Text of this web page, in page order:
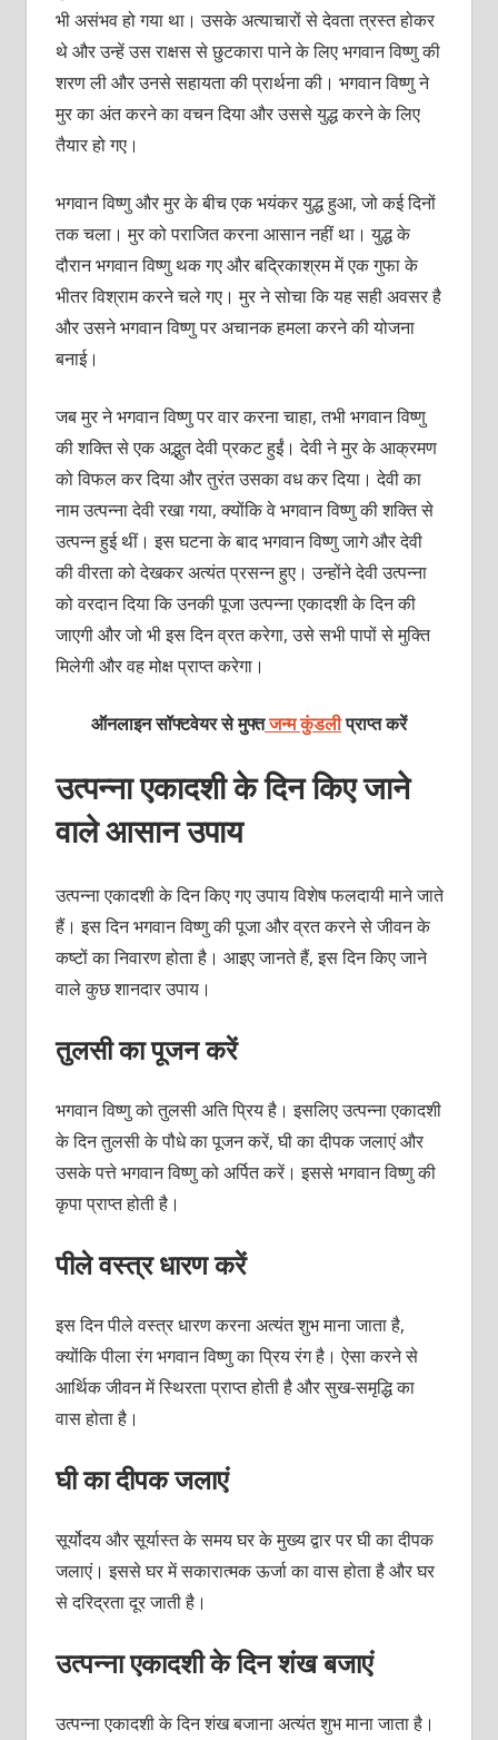
भी असंभव हो गया था। उसके अत्याचारों से देवता त्रस्त होकर
थे और उन्हें उस राक्षस से छुटकारा पाने के लिए भगवान विष्णु की
शरण ली और उनसे सहायता की प्रार्थना की। भगवान विष्णु ने
मुर का अंत करने का वचन दिया और उससे युद्ध करने के लिए
तैयार हो गए।
भगवान विष्णु और मुर के बीच एक भयंकर युद्ध हुआ, जो कई दिनों
तक चला। मुर को पराजित करना आसान नहीं था। युद्ध के
दौरान भगवान विष्णु थक गए और बद्रिकाश्रम में एक गुफा के
भीतर विश्राम करने चले गए। मुर ने सोचा कि यह सही अवसर है
और उसने भगवान विष्णु पर अचानक हमला करने की योजना
बनाई।
जब मुर ने भगवान विष्णु पर वार करना चाहा, तभी भगवान विष्णु
की शक्ति से एक अद्भुत देवी प्रकट हुईं। देवी ने मुर के आक्रमण
को विफल कर दिया और तुरंत उसका वध कर दिया। देवी का
नाम उत्पन्ना देवी रखा गया, क्योंकि वे भगवान विष्णु की शक्ति से
उत्पन्न हुई थीं। इस घटना के बाद भगवान विष्णु जागे और देवी
की वीरता को देखकर अत्यंत प्रसन्न हुए। उन्होंने देवी उत्पन्ना
को वरदान दिया कि उनकी पूजा उत्पन्ना एकादशी के दिन की
जाएगी और जो भी इस दिन व्रत करेगा, उसे सभी पापों से मुक्ति
मिलेगी और वह मोक्ष प्राप्त करेगा।
ऑनलाइन सॉफ्टवेयर से मुफ्तजन्म कुंडलीप्राप्त करें
उत्पन्ना एकादशी के दिन किए जाने
वाले आसान उपाय
उत्पन्ना एकादशी के दिन किए गए उपाय विशेष फलदायी माने जाते
हैं। इस दिन भगवान विष्णु की पूजा और व्रत करने से जीवन के
कष्टों का निवारण होता है। आइए जानते हैं, इस दिन किए जाने
वाले कुछ शानदार उपाय।
तुलसी का पूजन करें
भगवान विष्णु को तुलसी अति प्रिय है। इसलिए उत्पन्ना एकादशी
के दिन तुलसी के पौधे का पूजन करें, घी का दीपक जलाएं और
उसके पत्ते भगवान विष्णु को अर्पित करें। इससे भगवान विष्णु की
कृपा प्राप्त होती है।
पीले वस्त्र धारण करें
इस दिन पीले वस्त्र धारण करना अत्यंत शुभ माना जाता है,
क्योंकि पीला रंग भगवान विष्णु का प्रिय रंग है। ऐसा करने से
आर्थिक जीवन में स्थिरता प्राप्त होती है और सुख-समृद्धि का
वास होता है।
घी का दीपक जलाएं
सूर्योदय और सूर्यास्त के समय घर के मुख्य द्वार पर घी का दीपक
जलाएं। इससे घर में सकारात्मक ऊर्जा का वास होता है और घर
से दरिद्रता दूर जाती है।
उत्पन्ना एकादशी के दिन शंख बजाएं
उत्पन्ना एकादशी के दिन शंख बजाना अत्यंत शुभ माना जाता है।